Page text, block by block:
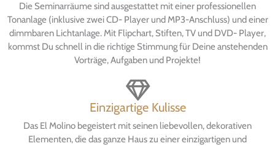
Die Seminarräume sind ausgestattet mit einer professionellen
Tonanlage (inklusive zwei CD- Player und MP3-Anschluss) und einer
dimmbaren Lichtanlage. Mit Flipchart, Stiften, TV und DVD- Player,
kommst Du schnell in die richtige Stimmung für Deine anstehenden
Vorträge, Aufgaben und Projekte!
Einzigartige Kulisse
Das El Molino begeistert mit seinen liebevollen, dekorativen
Elementen, die das ganze Haus zu einer einzigartigen und